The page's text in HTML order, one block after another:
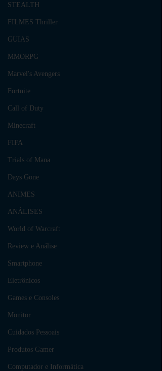
STEALTH
FILMES Thriller
GUIAS
MMORPG
Marvel's Avengers
Fortnite
Call of Duty
Minecraft
FIFA
Trials of Mana
Days Gone
ANIMES
ANÁLISES
World of Warcraft
Review e Análise
Smartphone
Eletrônicos
Games e Consoles
Monitor
Cuidados Pessoais
Produtos Gamer
Computador e Informática